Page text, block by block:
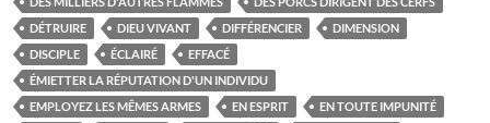
DÉTRUIRE
DIEU VIVANT DIFFÉRENCIER
DIMENSION
DISCIPLE
ÉCLAIRÉ
EFFACÉ
ÉMIETTER LA RÉPUTATION D'UN INDIVIDU
EMPLOYEZ LES MÊMES ARMES
EN ESPRIT
EN TOUTE IMPUNITÉ